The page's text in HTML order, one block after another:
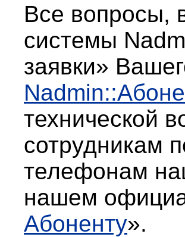
Все вопросы,
системы
заявки»
технической
сотрудникам
телефонам
нашем
Абоненту».